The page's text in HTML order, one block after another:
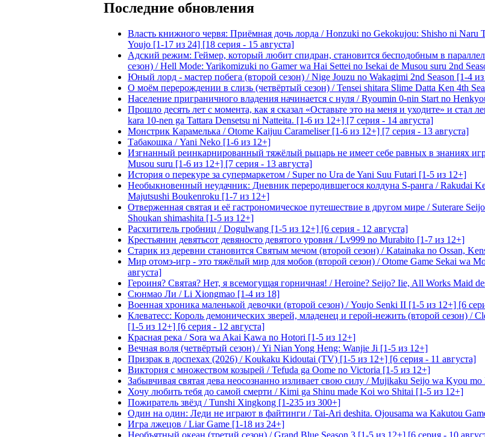
Последние обновления
Власть книжного червя: Приёмная дочь лорда / Honzuki no Gekokujou: Shisho ni Naru
Youjo [1-17 из 24] [18 серия - 15 августа]
Адский режим: Геймер, который любит спидран, становится бесподобным в
сезон) / Hell Mode: Yarikomizuki no Gamer wa Hai Settei no Isekai de Musou suru 2nd
Юный лорд - мастер побега (второй сезон) / Nige Jouzu no Wakagimi 2nd Season [1-4
О моём перерождении в слизь (четвёртый сезон) / Tensei shitara Slime Datta Ken 4th
Население приграничного владения начинается с нуля / Ryoumin 0-nin Start no
Прошло десять лет с момента, как я сказал «Оставьте это на меня и уходите» и стал
kara 10-nen ga Tattara Densetsu ni Natteita. [1-6 из 12+] [7 серия - 14 августа]
Монстрик Карамелька / Otome Kaijuu Carameliser [1-6 из 12+] [7 серия - 13 августа]
Табакошка / Yani Neko [1-6 из 12+]
Изгнанный реинкарнированный тяжёлый рыцарь не имеет себе равных в знаниях
Musou suru [1-6 из 12+] [7 серия - 13 августа]
История о перекуре за супермаркетом / Super no Ura de Yani Suu Futari [1-5 из 12+]
Необыкновенный неудачник: Дневник переродившегося колдуна S-ранга / Rakudai
Majutsushi Boukenroku [1-7 из 12+]
Отверженная святая и её гастрономическое путешествие в другом мире / Suterare
Shoukan shimashita [1-5 из 12+]
Расхититель гробниц / Dogulwang [1-5 из 12+] [6 серия - 12 августа]
Крестьянин девятьсот девяносто девятого уровня / Lv999 no Murabito [1-7 из 12+]
Старик из деревни становится Святым мечом (второй сезон) / Katainaka no Ossan,
Мир отомэ-игр - это тяжёлый мир для мобов (второй сезон) / Otome Game Sekai wa
августа]
Героиня? Святая? Нет, я всемогущая горничная! / Heroine? Seijo? Iie, All Works Maid
Сюнмао Ли / Li Xiongmao [1-4 из 18]
Военная хроника маленькой девочки (второй сезон) / Youjo Senki II [1-5 из 12+] [6
Клеватесс: Король демонических зверей, младенец и герой-нежить (второй сезон) /
[1-5 из 12+] [6 серия - 12 августа]
Красная река / Sora wa Akai Kawa no Hotori [1-5 из 12+]
Вечная воля (четвёртый сезон) / Yi Nian Yong Heng: Wanjie Ji [1-5 из 12+]
Призрак в доспехах (2026) / Koukaku Kidoutai (TV) [1-5 из 12+] [6 серия - 11 августа]
Виктория с множеством козырей / Tefuda ga Oome no Victoria [1-5 из 12+]
Забывчивая святая дева неосознанно изливает свою силу / Mujikaku Seijo wa Kyou
Хочу любить тебя до самой смерти / Kimi ga Shinu made Koi wo Shitai [1-5 из 12+]
Пожиратель звёзд / Tunshi Xingkong [1-235 из 300+]
Один на один: Леди не играют в файтинги / Tai-Ari deshita. Ojousama wa Kakutou
Игра лжецов / Liar Game [1-18 из 24+]
Необъятный океан (третий сезон) / Grand Blue Season 3 [1-5 из 12+] [6 серия - 10